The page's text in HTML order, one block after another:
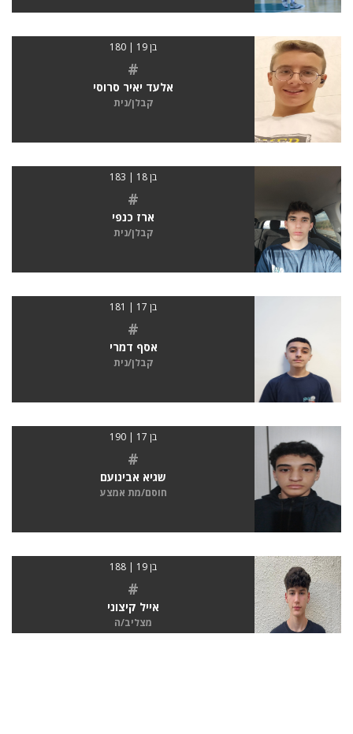
בן 19 | 180
#
אלעד יאיר סרוסי
קבלן/נית
בן 18 | 183
#
ארז כנפי
קבלן/נית
בן 17 | 181
#
אסף דמרי
קבלן/נית
בן 17 | 190
#
שגיא אבינועם
חוסם/מת אמצע
בן 19 | 188
#
אייל קיצוני
מצליב/ה